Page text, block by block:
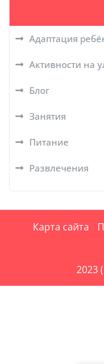
Адаптация
Активности на
Блог
Занятия
Питание
Развлечения
Карта сайта
2023